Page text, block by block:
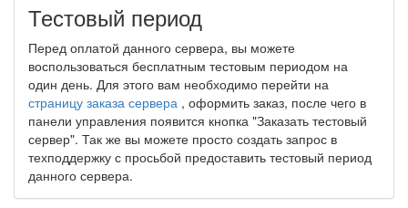
Тестовый период
Перед оплатой данного сервера, вы можете
воспользоваться бесплатным тестовым периодом на
один день. Для этого вам необходимо перейти на
страницу заказа сервера , оформить заказ, после чего в
панели управления появится кнопка "Заказать тестовый
сервер". Так же вы можете просто создать запрос в
техподдержку с просьбой предоставить тестовый период
данного сервера.